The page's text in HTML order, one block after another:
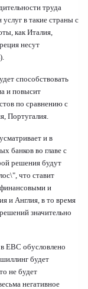
труда
в такие страны с
как Италия,
несут
способствовать
и повысит
по сравнению с
Португалия.
и в
банков во главе с
решения будут
что ставит
и
и Англия, в то время
значительно
в ЕВС обусловлено
будет
не будет
негативное